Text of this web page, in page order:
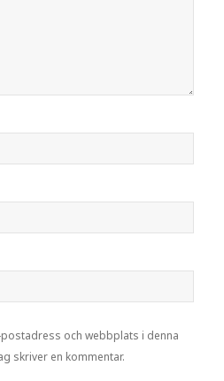
och webbplats i denna
skriver en kommentar.